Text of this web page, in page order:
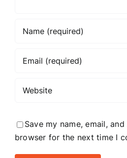
Save my name, email,
browser for the next time I